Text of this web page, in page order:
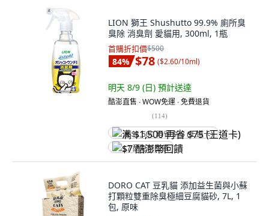
LION 獅王 Shushutto 99.9% 廁所臭
臭除 消臭劑 愛貓用, 300ml, 1瓶
首購折扣價$500
84% $78 ($2.60/10ml)
明天 8/9 (日) 預計送達
酷澎直售 ∙ WOW免運 ∙ 免費退貨
(114)
满 $1,500 再省 $75 (王道卡)
$7 酷澎幣回饋
DORO CAT 豆乳貓 添加益生菌與小蘇
打顆粒雙重除臭極細豆腐貓砂, 7L, 1
包, 原味